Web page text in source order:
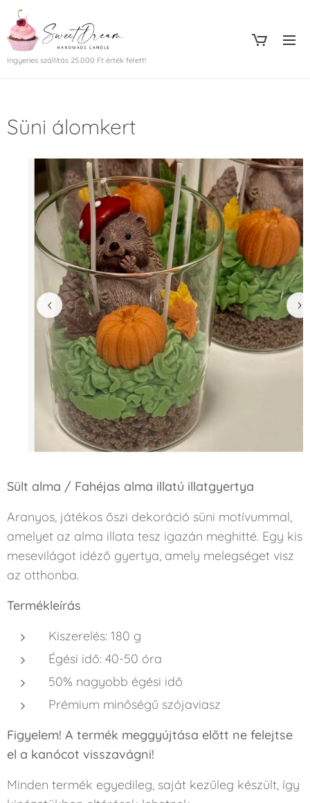
Ingyenes szállítás 25.000 Ft érték felett!
Süni álomkert
Sült alma / Fahéjas alma illatú illatgyertya
Aranyos, játékos őszi dekoráció süni motívummal,
amelyet az alma illata tesz igazán meghitté. Egy kis
mesevilágot idéző gyertya, amely melegséget visz
az otthonba.
Termékleírás
Kiszerelés: 180 g
Égési idő: 40-50 óra
50% nagyobb égési idő
Prémium minőségű szójaviasz
Figyelem! A termék meggyújtása előtt ne felejtse
el a kanócot visszavágni!
Minden termék egyedileg, saját kezűleg készült, így